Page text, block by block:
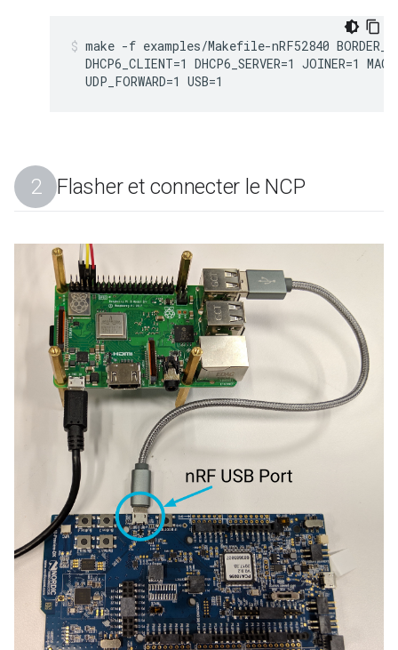
make -f examples/Makefile-nRF52840
DHCP6_CLIENT=1 DHCP6_SERVER=1 JOINER=1
  UDP_FORWARD=1 USB=1
Flasher et connecter le NCP